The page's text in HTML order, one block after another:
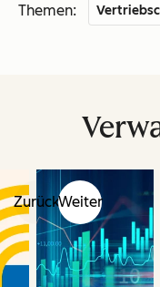
Themen:
ZurückWeiter